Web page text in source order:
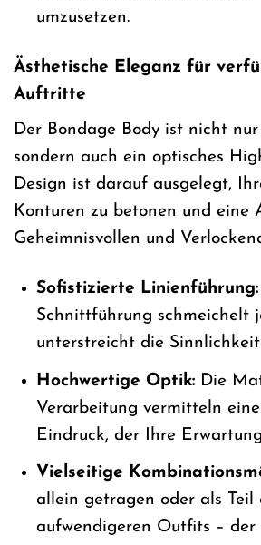
umzusetzen.
Ästhetische Eleganz für
Auftritte
Der Bondage Body ist nicht
sondern auch ein optisches
Design ist darauf ausgelegt,
Konturen zu betonen und eine
Geheimnisvollen und
Sofistizierte Linienführung:
Schnittführung schmeichelt
unterstreicht die
Hochwertige Optik:Die
Verarbeitung vermitteln
Eindruck, der Ihre
Vielseitige
allein getragen oder als Teil
aufwendigeren Outfits – der